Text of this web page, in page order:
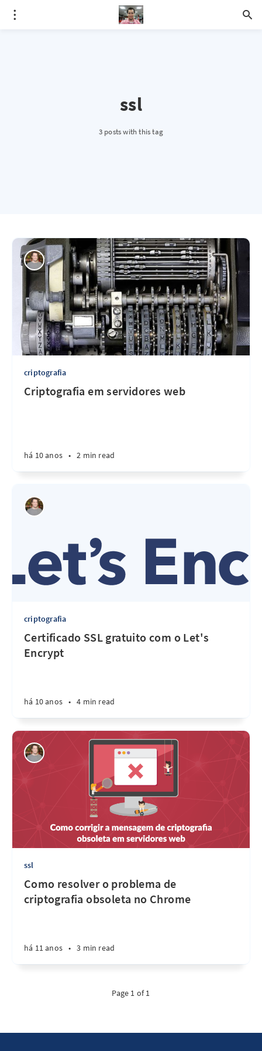
ssl
3 posts with this tag
criptografia
Criptografia em servidores web
há 10 anos • 2 min read
criptografia
Certificado SSL gratuito com o Let's
Encrypt
há 10 anos • 4 min read
ssl
Como resolver o problema de
criptografia obsoleta no Chrome
há 11 anos • 3 min read
Page 1 of 1